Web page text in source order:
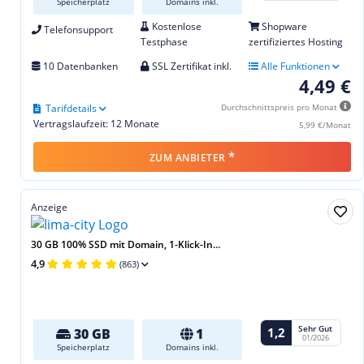
Telefonsupport
Kostenlose
Testphase
Shopware
zertifiziertes Hosting
10 Datenbanken
SSL Zertifikat inkl. Alle Funktionen
4,49 €
Durchschnittspreis pro Monat
5,99 €/Monat
Vertragslaufzeit: 12 Monate
Tarifdetails
ZUM ANBIETER *
Anzeige
30 GB 100% SSD mit Domain, 1-Klick-In...
4,9 (863)
30 GB
Speicherplatz
1
Domains inkl.
1,2 Sehr Gut
01/2026